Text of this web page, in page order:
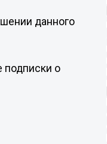
данного
подписки о